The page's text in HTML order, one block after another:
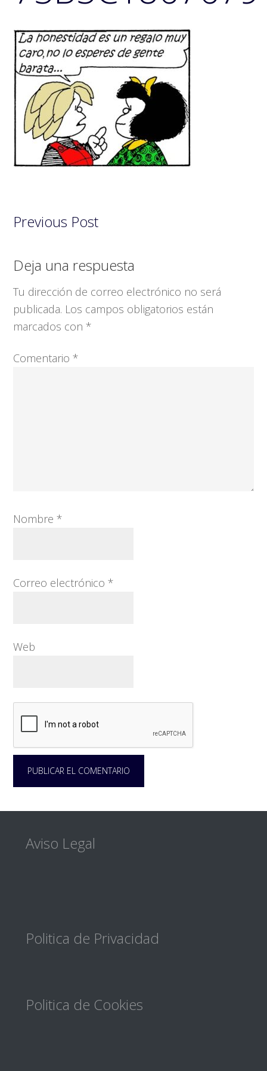
Previous Post
Interacciones
con
los
lectores
Deja una respuesta
Tu dirección de correo electrónico no será
publicada. Los campos obligatorios están
marcados con*
Comentario*
Nombre*
Correo electrónico*
Web
Footer
Aviso Legal
Politica de Privacidad
Politica de Cookies